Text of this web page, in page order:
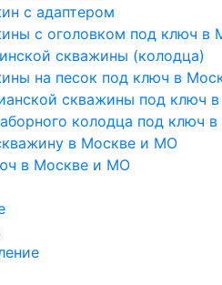
с адаптером
с оголовком под ключ
скважины (колодца)
на песок под ключ в
скважины под ключ
колодца под ключ
в Москве и МО
в Москве и МО